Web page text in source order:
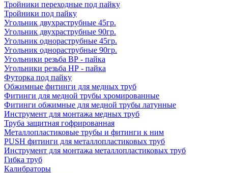
Тройники переходные под пайку
Тройники под пайку
Угольник двухраструбные 45гр.
Угольник двухраструбные 90гр.
Угольник однораструбные 45гр.
Угольник однораструбные 90гр.
Угольники резьба ВР - пайка
Угольники резьба НР - пайка
Футорка под пайку
Обжимные фитинги для медных труб
Фитинги для медной трубы хромированные
Фитинги обжимные для медной трубы латунные
Инструмент для монтажа медных труб
Труба защитная гофрированная
Металлопластиковые трубы и фитинги к ним
PUSH фитинги для металлопластиковых труб
Инструмент для монтажа металлопластиковых труб
Гибка труб
Калибраторы